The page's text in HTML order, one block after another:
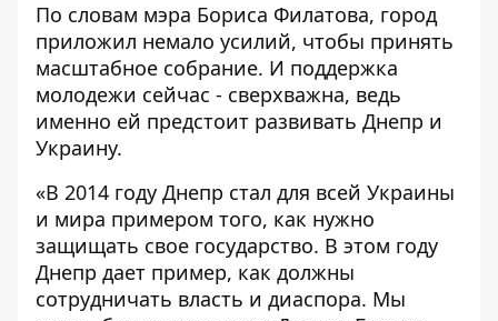
По словам мэра Бориса Филатова, город
приложил немало усилий, чтобы принять
масштабное собрание. И поддержка
молодежи сейчас - сверхважна, ведь
именно ей предстоит развивать Днепр и
Украину.
«В 2014 году Днепр стал для всей Украины
и мира примером того, как нужно
защищать свое государство. В этом году
Днепр дает пример, как должны
сотрудничать власть и диаспора. Мы